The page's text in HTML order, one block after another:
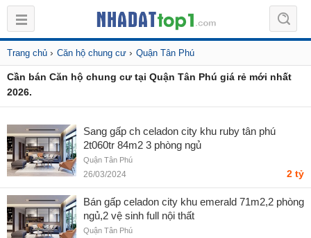
Trang chủ › Căn hộ chung cư › Quận Tân Phú
Cần bán Căn hộ chung cư tại Quận Tân Phú giá rẻ mới nhất
2026.
Sang gấp ch celadon city khu ruby tân phú
2t060tr 84m2 3 phòng ngủ
Quận Tân Phú
26/03/2024 2 tỷ
Bán gấp celadon city khu emerald 71m2,2 phòng
ngủ,2 vệ sinh full nội thất
Quận Tân Phú